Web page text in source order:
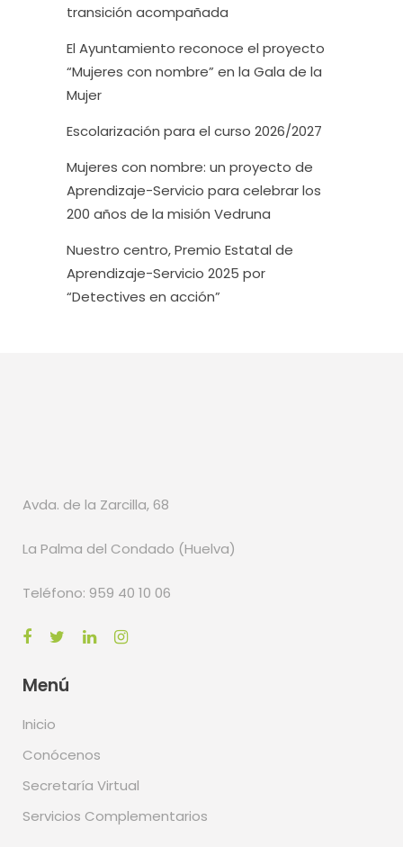
transición acompañada
El Ayuntamiento reconoce el proyecto
“Mujeres con nombre” en la Gala de la
Mujer
Escolarización para el curso 2026/2027
Mujeres con nombre: un proyecto de
Aprendizaje-Servicio para celebrar los
200 años de la misión Vedruna
Nuestro centro, Premio Estatal de
Aprendizaje-Servicio 2025 por
“Detectives en acción”
Avda. de la Zarcilla, 68
La Palma del Condado (Huelva)
Teléfono: 959 40 10 06
Menú
Inicio
Conócenos
Secretaría Virtual
Servicios Complementarios